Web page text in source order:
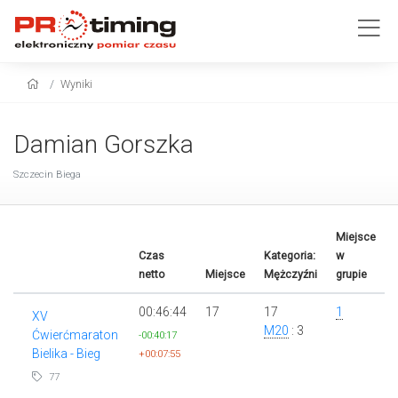
Wyniki
Damian Gorszka
Szczecin Biega
Czas
netto
Miejsce
Kategoria:
Mężczyźni
Miejsce
w
grupie
XV
Ćwierćmaraton
Bielika - Bieg
77
00:46:44
-00:40:17
+00:07:55
17
17
M20 : 3
1